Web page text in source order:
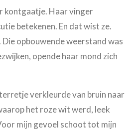
kontgaatje. Haar vinger
betekenen. En dat wist ze.
opbouwende weerstand was
opende haar mond zich
verkleurde van bruin naar
het roze wit werd, leek
mijn gevoel schoot tot mijn